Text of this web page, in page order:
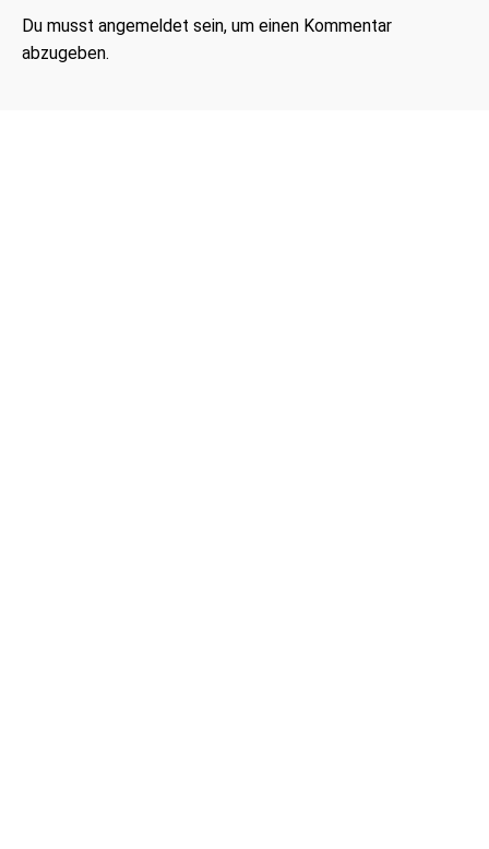
Du musst angemeldet sein, um einen Kommentar
abzugeben.